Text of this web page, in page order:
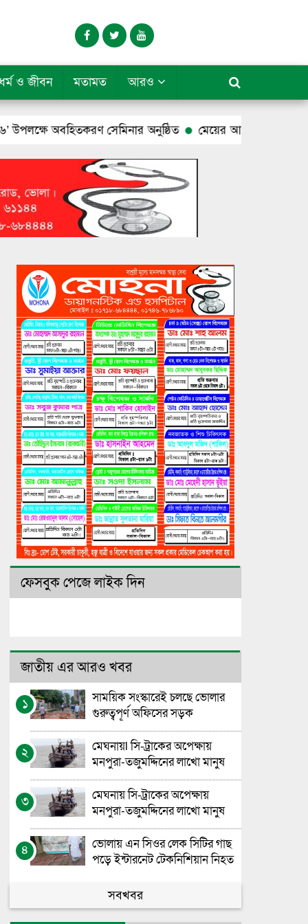
ধর্ম ও জীবন মতামত আরও
সেমিনার অনুষ্ঠিত মেয়ের আত্মহত্যার পর পুলিশ বাবার ঝুলন্ত
ফেসবুক পেজে লাইক দিন
জাতীয় এর আরও খবর
১
সাময়িক সংস্কারেই চলছে ভোলার
গুরুত্বপূর্ণ অফিসের সড়ক
২
মেঘনায়l সি-ট্রাকের অপেক্ষায়
মনপুরা-তজুমদ্দিনের লাখো মানুষ
৩
মেঘনায় সি-ট্রাকের অপেক্ষায়
মনপুরা-তজুমদ্দিনের লাখো মানুষ
৪
ভোলায় এন সিওর লেক সিটির গাছ
পড়ে ইন্টারনেট টেকনিশিয়ান নিহত
ভোলা সরকারি মহিলা কলেজের
এইচএসসি বাংলা পরীক্ষা নিয়ে
সবখবর